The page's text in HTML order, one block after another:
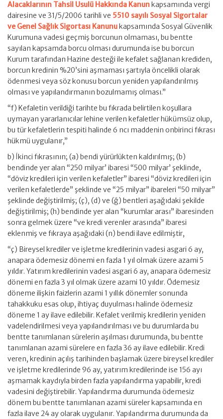
Alacaklarının Tahsil Usulü Hakkında Kanunkapsamında vergi
dairesine ve 31/5/2006 tarihli ve 5510 sayılı Sosyal Sigortalar
ve Genel Sağlık Sigortası Kanunukapsamında Sosyal Güvenlik
Kurumuna vadesi geçmiş borcunun olmaması, bu bentte
sayılan kapsamda borcu olması durumunda ise bu borcun
Kurum tarafından Hazine desteği ile kefalet sağlanan krediden,
borcun kredinin %20’sini aşmaması şartıyla öncelikli olarak
ödenmesi veya söz konusu borcun yeniden yapılandırılmış
olması ve yapılandırmanın bozulmamış olması.”
“f) Kefaletin verildiği tarihte bu fıkrada belirtilen koşullara
uymayan yararlanıcılar lehine verilen kefaletler hükümsüz olup,
bu tür kefaletlerin tespiti halinde 6 ncı maddenin onbirinci fıkrası
hükmü uygulanır,”
b) İkinci fıkrasının; (a) bendi yürürlükten kaldırılmış; (b)
bendinde yer alan “250 milyar’ ibaresi “500 milyar’ şeklinde,
“döviz kredileri için verilen kefaletler” ibaresi “döviz kredileri için
verilen kefaletlerde” şeklinde ve “25 milyar” ibareleri “50 milyar”
şeklinde değiştirilmiş; (ç), (d) ve (ğ) bentleri aşağıdaki şekilde
değiştirilmiş; (h) bendinde yer alan “kurumlar arası” ibaresinden
sonra gelmek üzere “ve kredi verenler arasında” ibaresi
eklenmiş ve fıkraya aşağıdaki (n) bendi ilave edilmiştir,
“ç) Bireysel krediler ve işletme kredilerinin vadesi asgari 6 ay,
anapara ödemesiz dönemi en fazla 1 yıl olmak üzere azami 5
yıldır. Yatırım kredilerinin vadesi asgari 6 ay, anapara ödemesiz
dönemi en fazla 3 yıl olmak üzere azami 10 yıldır. Ödemesiz
döneme ilişkin faizlerin azami 1 yıllık dönemler sonunda
tahakkuku esas olup, ihtiyaç duyulması halinde ödemesiz
döneme 1 ay ilave edilebilir. Kefalet verilmiş kredilerin yeniden
vadelendirilmesi veya yapılandırılması ve bu durumlarda bu
bentte tanımlanan sürelerin aşılması durumunda, bu bentte
tanımlanan azami sürelere en fazla 36 ay ilave edilebilir. Kredi
veren, kredinin açılış tarihinden başlamak üzere bireysel krediler
ve işletme kredilerinde 96 ay, yatırım kredilerinde ise 156 ayı
aşmamak kaydıyla birden fazla yapılandırma yapabilir, kredi
vadesini değiştirebilir. Yapılandırma durumunda ödemesiz
dönem bu bentte tanımlanan azami süreler kapsamında en
fazla ilave 24 ay olarak uygulanır. Yapılandırma durumunda da